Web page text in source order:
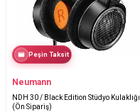
Peşin Taksit
Neumann
NDH 30 / Black Edition Stüdyo Kulaklığı
(Ön Sipariş)